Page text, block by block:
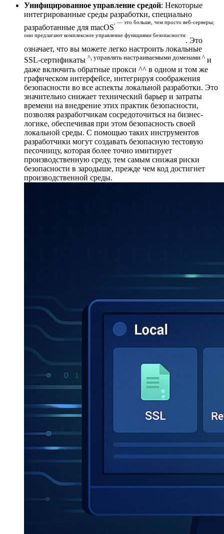
Унифицированное управление средой: Некоторые
интегрированные среды разработки, специально
разработанные для macOS
, — это больше, чем просто веб-серверы;
они предлагают комплексное управление функциями безопасности
. Это
означает, что вы можете легко настроить локальные
SSL-сертификаты ^, управлять настраиваемыми доменами ^ и
даже включить обратные прокси ^^ в одном и том же
графическом интерфейсе, интегрируя соображения
безопасности во все аспекты локальной разработки. Это
значительно снижает технический барьер и затраты
времени на внедрение этих практик безопасности,
позволяя разработчикам сосредоточиться на бизнес-
логике, обеспечивая при этом безопасность своей
локальной среды. С помощью таких инструментов
разработчики могут создавать безопасную тестовую
песочницу, которая более точно имитирует
производственную среду, тем самым снижая риски
безопасности в зародыше, прежде чем код достигнет
производственной среды.